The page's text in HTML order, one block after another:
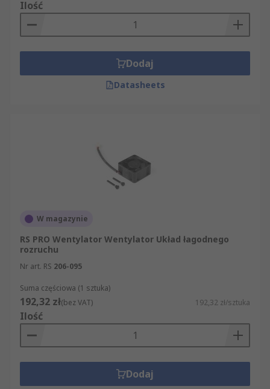
Ilość
Dodaj
Datasheets
W magazynie
RS PRO Wentylator Wentylator Układ łagodnego
rozruchu
Nr art. RS 206-095
Suma częściowa (1 sztuka)
192,32 zł(bez VAT) 192,32 zł/sztuka
Ilość
Dodaj